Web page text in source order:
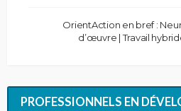
OrientAction en bref :
d’œuvre | Travail
PROFESSIONNELS EN